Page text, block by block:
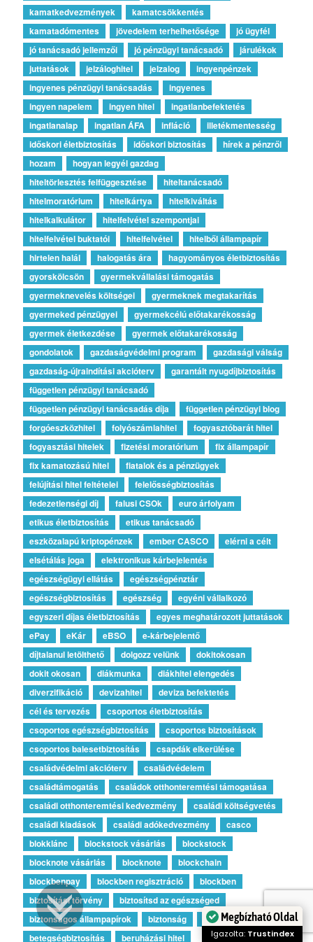
kamatkedvezmények
kamatcsökkentés
kamatadómentes
jövedelem terhelhetősége
jó ügyfél
jó tanácsadó jellemzői
jó pénzügyi tanácsadó
járulékok
juttatások
jelzáloghitel jelzalog
ingyenpénzek
ingyenes pénzügyi tanácsadás
ingyenes
ingyen napelem
ingyen hitel
ingatlanbefektetés
ingatlanalap
ingatlan ÁFA infláció
illetékmentesség
időskori életbiztosítás
időskori biztosítás
hírek a pénzről
hozam
hogyan legyél gazdag
hiteltörlesztés felfüggesztése
hiteltanácsadó
hitelmoratórium
hitelkártya
hitelkiváltás
hitelkalkulátor
hitelfelvétel szempontjai
hitelfelvétel buktatói
hitelfelvétel
hitelből állampapír
hirtelen halál
halogatás ára
hagyományos életbiztosítás
gyorskölcsön
gyermekvállalási támogatás
gyermeknevelés költségei
gyermeknek megtakarítás
gyermeked pénzügyei
gyermekcélú előtakarékosság
gyermek életkezdése
gyermek előtakarékosság
gondolatok
gazdaságvédelmi program
gazdasági válság
gazdaság-újraindítási akcióterv
garantált nyugdíjbiztosítás
független pénzügyi tanácsadó
független pénzügyi tanácsadás díja
független pénzügyi blog
forgóeszközhitel
folyószámlahitel
fogyasztóbarát hitel
fogyasztási hitelek
fizetési moratórium
fix állampapír
fix kamatozású hitel
fiatalok és a pénzügyek
felújítási hitel feltételei
felelősségbiztosítás
fedezetlenségi díj
falusi CSOk
euro árfolyam
etikus életbiztosítás
etikus tanácsadó
eszközalapú kriptopénzek
ember CASCO
elérni a célt
elsétálás joga
elektronikus kárbejelentés
egészségügyi ellátás
egészségpénztár
egészségbiztosítás
egészség
egyéni vállalkozó
egyszeri díjas életbiztosítás
egyes meghatározott juttatások
ePay
eKár eBSO
e-kárbejelentő
díjtalanul letölthető
dolgozz velünk
dokitokosan
dokit okosan
diákmunka
diákhitel elengedés
diverzifikáció
devizahitel
deviza befektetés
cél és tervezés
csoportos életbiztosítás
csoportos egészségbiztosítás
csoportos biztosítások
csoportos balesetbiztosítás
csapdák elkerülése
családvédelmi akcióterv
családvédelem
családtámogatás
családok otthonteremtési támogatása
családi otthonteremtési kedvezmény
családi költségvetés
családi kiadások
családi adókedvezmény
casco
blokklánc
blockstock vásárlás
blockstock
blocknote vásárlás
blocknote
blockchain
blockbenpay
blockben regisztráció
blockben
biztosítási törvény
biztosítsd az egészséged
biztonságos állampapírok
biztonság
bitcoin
betegségbiztosítás
beruházási hitel
Megbízható Oldal
Igazolta: Trustindex